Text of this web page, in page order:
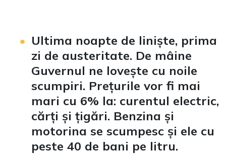
Ultima noapte de liniște, prima
zi de austeritate. De mâine
Guvernul ne lovește cu noile
scumpiri. Prețurile vor fi mai
mari cu 6% la: curentul electric,
cărți și țigări. Benzina și
motorina se scumpesc și ele cu
peste 40 de bani pe litru.